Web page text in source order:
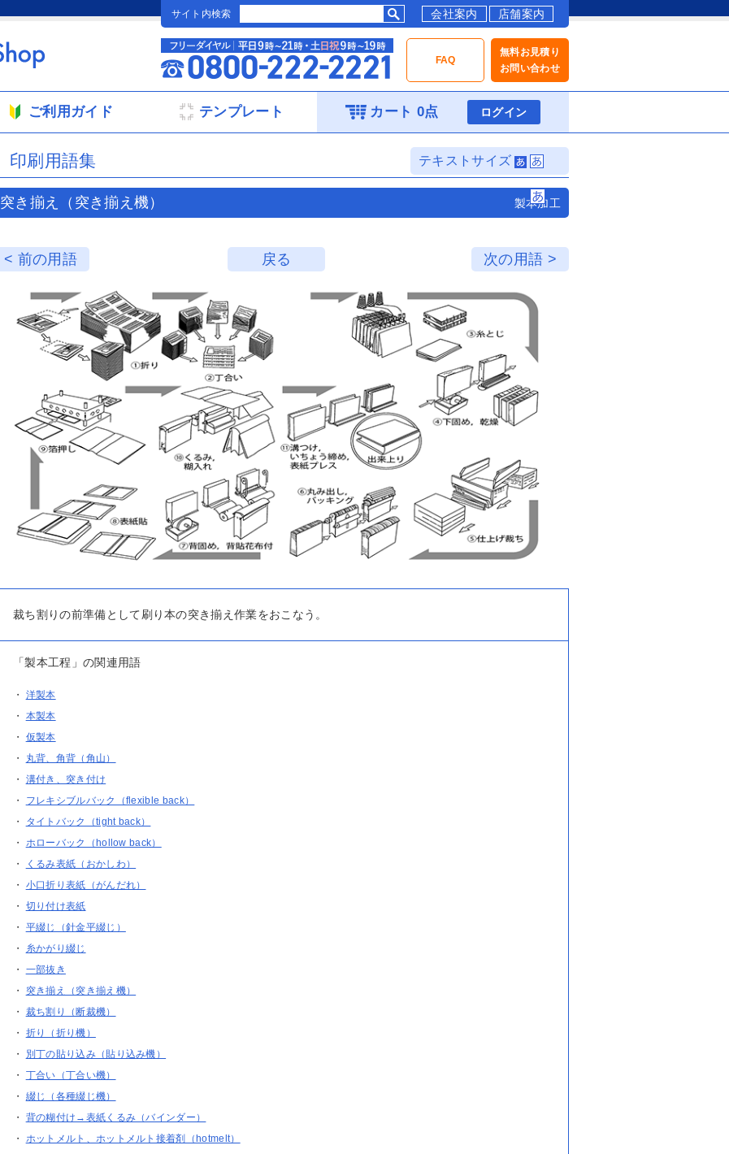
サイト内検索 会社案内 店舗案内
FAQ
無料お見積り
お問い合わせ
ご利用ガイド テンプレート カート 0点 ログイン
印刷用語集 テキストサイズ
突き揃え（突き揃え機） 製本加工
< 前の用語 戻る 次の用語 >
裁ち割りの前準備として刷り本の突き揃え作業をおこなう。
「製本工程」の関連用語
・ 洋製本
・ 本製本
・ 仮製本
・ 丸背、角背（角山）
・ 溝付き、突き付け
・ フレキシブルバック（flexible back）
・ タイトバック（tight back）
・ ホローバック（hollow back）
・
くるみ表紙（おかしわ）
・ 小口折り表紙（がんだれ）
・ 切り付け表紙
・ 平綴じ（針金平綴じ）
・ 糸かがり綴じ
・ 一部抜き
・ 突き揃え（突き揃え機）
・ 裁ち割り（断裁機）
・ 折り（折り機）
・ 別丁の貼り込み（貼り込み機）
・ 丁合い（丁合い機）
・ 綴じ（各種綴じ機）
・ 背の糊付け→表紙くるみ（バインダー）
・ ホットメルト、ホットメルト接着剤（hotmelt）